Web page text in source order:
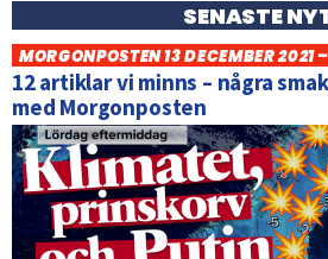
SENASTE
MORGONPOSTEN 13 DECEMBER 2021
12 artiklar vi minns – några
med Morgonposten